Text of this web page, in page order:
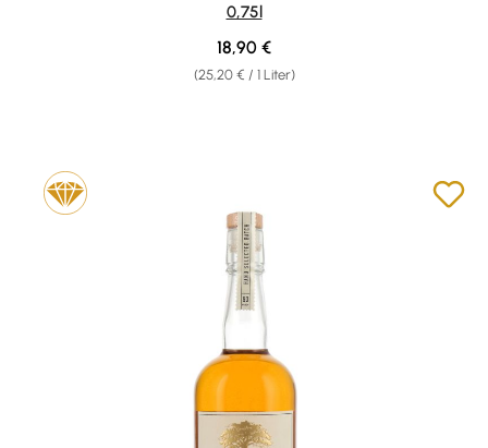
0,75l
(25,20 € / 1 Liter)
Regulärer Preis:
18,90 €